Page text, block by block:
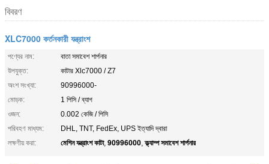
বিবরণ
XLC7000 কর্তনকারী যন্ত্রাংশ
পণ্যের নাম:
বাতা সমাবেশ শার্পনার
উপযুক্ত:
কাটার Xlc7000 / Z7
অংশ সংখ্যা:
90996000-
মোড়ক:
1 পিসি / ব্যাগ
ওজন:
0.002 কেজি / পিসি
পরিবহণ মাধ্যম:
DHL, TNT, FedEx, UPS ইত্যাদি দ্বারা
লক্ষণীয় করা:
মেশিন যন্ত্রাংশ কাটা, 90996000,ক্ল্যাম্প সমাবেশ শার্পনার